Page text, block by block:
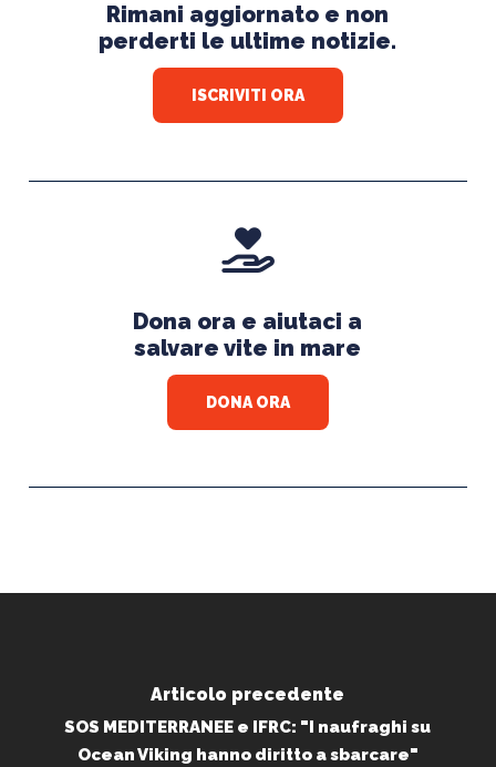
Rimani aggiornato e non
perderti le ultime notizie.
ISCRIVITI ORA
Dona ora e aiutaci a
salvare vite in mare
DONA ORA
Articolo precedente
SOS MEDITERRANEE e IFRC: "I naufraghi su
Ocean Viking hanno diritto a sbarcare"